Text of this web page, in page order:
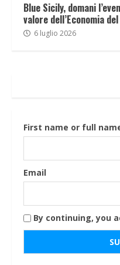
Blue Sicily, domani
valore dell’Economia
6 luglio 2026
First name or full
Email
By continuing, you